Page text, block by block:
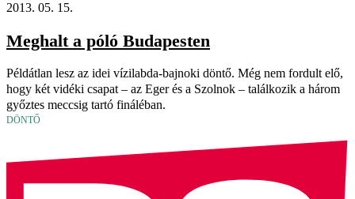
2013. 05. 15.
Meghalt a póló Budapesten
Példátlan lesz az idei vízilabda-bajnoki döntő. Még nem fordult elő,
hogy két vidéki csapat – az Eger és a Szolnok – találkozik a három
győztes meccsig tartó fináléban.
DÖNTŐ